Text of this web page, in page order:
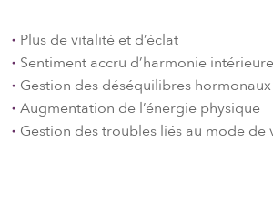
Plus de vitalité et d’éclat
Sentiment accru d’harmonie intérieure
Gestion des déséquilibres hormonaux
Augmentation de l’énergie physique
Gestion des troubles liés au mode de